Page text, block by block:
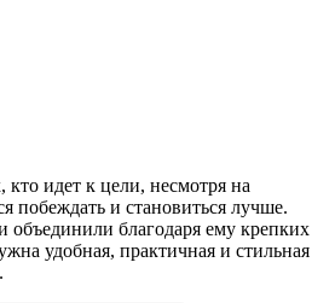
кто идет к цели, несмотря на
побеждать и становиться лучше.
объединили благодаря ему крепких
удобная, практичная и стильная